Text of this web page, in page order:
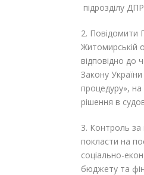
підрозділу
2. Повідомити
Житомирській
відповідно до
Закону
процедуру»,
рішення в
3. Контроль за
покласти на
соціально-
бюджету та